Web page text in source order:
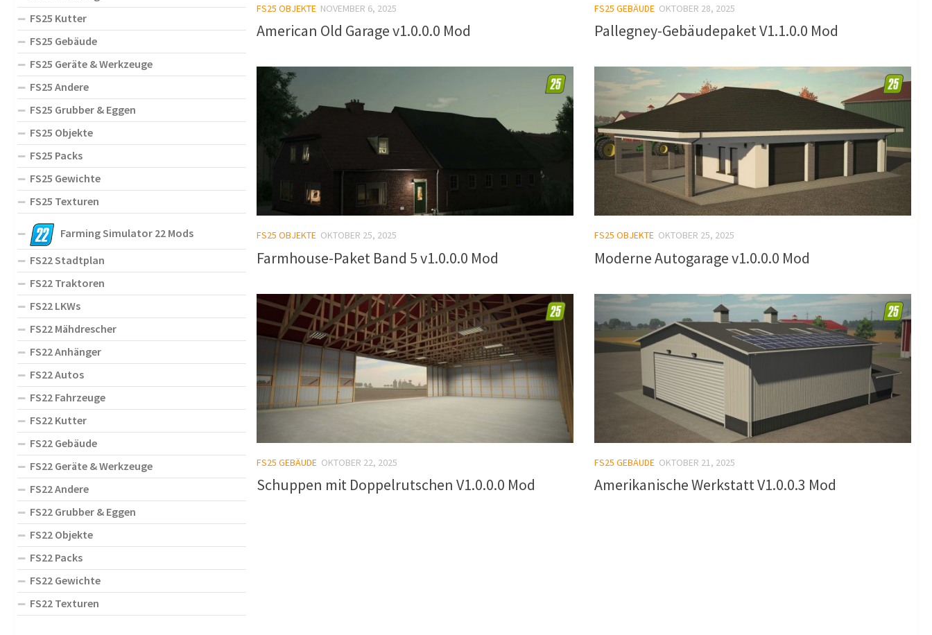
FS25 OBJEKTE NOVEMBER 6, 2025
American Old Garage v1.0.0.0 Mod
FS25 GEBÄUDE OKTOBER 28, 2025
Pallegney-Gebäudepaket V1.1.0.0 Mod
FS25 OBJEKTE OKTOBER 25, 2025
Farmhouse-Paket Band 5 v1.0.0.0 Mod
FS25 OBJEKTE OKTOBER 25, 2025
Moderne Autogarage v1.0.0.0 Mod
FS25 GEBÄUDE OKTOBER 22, 2025
Schuppen mit Doppelrutschen V1.0.0.0 Mod
FS25 GEBÄUDE OKTOBER 21, 2025
Amerikanische Werkstatt V1.0.0.3 Mod
FS25 Kutter
FS25 Gebäude
FS25 Geräte & Werkzeuge
FS25 Andere
FS25 Grubber & Eggen
FS25 Objekte
FS25 Packs
FS25 Gewichte
FS25 Texturen
Farming Simulator 22 Mods
FS22 Stadtplan
FS22 Traktoren
FS22 LKWs
FS22 Mähdrescher
FS22 Anhänger
FS22 Autos
FS22 Fahrzeuge
FS22 Kutter
FS22 Gebäude
FS22 Geräte & Werkzeuge
FS22 Andere
FS22 Grubber & Eggen
FS22 Objekte
FS22 Packs
FS22 Gewichte
FS22 Texturen